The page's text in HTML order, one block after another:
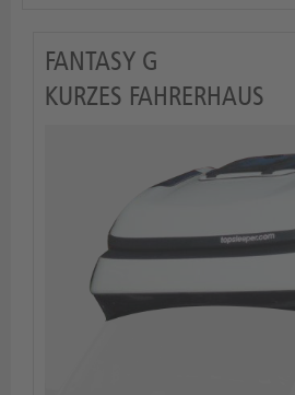
FANTASY G
KURZES FAHRERHAUS